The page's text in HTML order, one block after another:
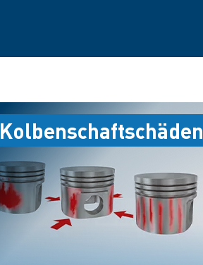
Kolbenschaftschäden